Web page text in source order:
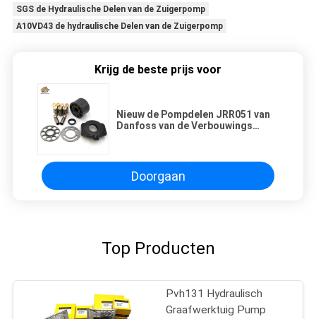
SGS de Hydraulische Delen van de Zuigerpomp
A10VD43 de hydraulische Delen van de Zuigerpomp
Krijg de beste prijs voor
Nieuw de Pompdelen JRR051 van
Danfoss van de Verbouwings
Doorgaan
Top Producten
Pvh131 Hydraulisch
Graafwerktuig Pump